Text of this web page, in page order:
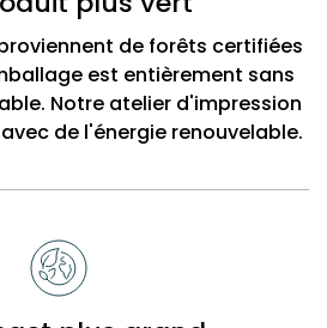
de forêts certifiées
est entièrement sans
Notre atelier d'impression
de l'énergie renouvelable.